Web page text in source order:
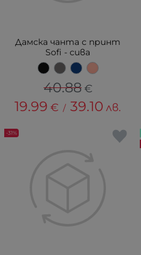
Дамска чанта с принт
Sofi - сива
40.88 €
19.99 € / 39.10 лв.
-31%